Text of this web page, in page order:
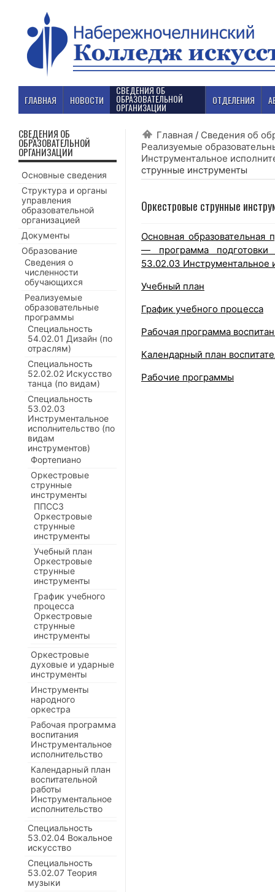
ГЛАВНАЯ НОВОСТИ
СВЕДЕНИЯ ОБ
ОБРАЗОВАТЕЛЬНОЙ
ОРГАНИЗАЦИИ
ОТДЕЛЕНИЯ
Главная / Сведения об
Реализуемые
Инструментальное
струнные инструменты
Оркестровые струнные
Основная образовательная
— программа подготовки
53.02.03 Инструментальное
Учебный план
График учебного процесса
Рабочая программа
Календарный план
Рабочие программы
СВЕДЕНИЯ ОБ
ОБРАЗОВАТЕЛЬНОЙ
ОРГАНИЗАЦИИ
Основные сведения
Структура и органы
управления
образовательной
организацией
Документы
Образование
Сведения о
численности
обучающихся
Реализуемые
образовательные
программы
Специальность
54.02.01 Дизайн (по
отраслям)
Специальность
52.02.02 Искусство
танца (по видам)
Специальность
53.02.03
Инструментальное
исполнительство (по
видам
инструментов)
Фортепиано
Оркестровые
струнные
инструменты
ППССЗ
Оркестровые
струнные
инструменты
Учебный план
Оркестровые
струнные
инструменты
График учебного
процесса
Оркестровые
струнные
инструменты
Оркестровые
духовые и ударные
инструменты
Инструменты
народного
оркестра
Рабочая программа
воспитания
Инструментальное
исполнительство
Календарный план
воспитательной
работы
Инструментальное
исполнительство
Специальность
53.02.04 Вокальное
искусство
Специальность
53.02.07 Теория
музыки